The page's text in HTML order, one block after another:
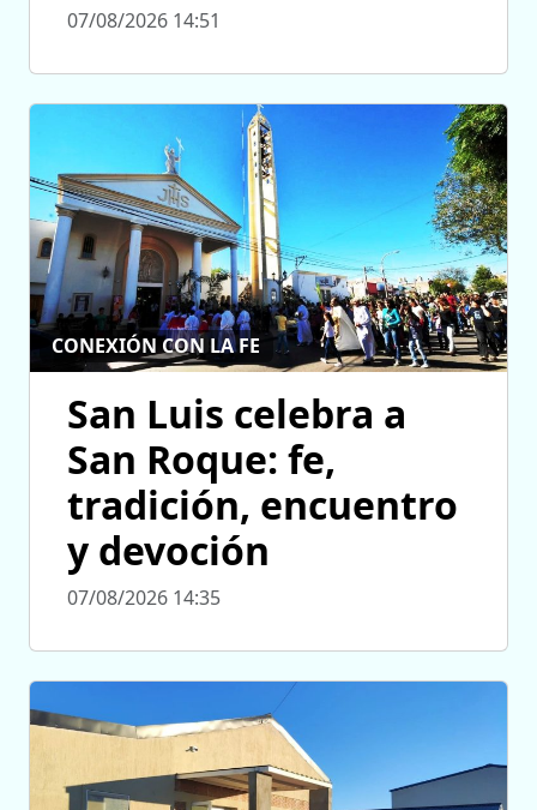
07/08/2026 14:51
CONEXIÓN CON LA FE
San Luis celebra a
San Roque: fe,
tradición, encuentro
y devoción
07/08/2026 14:35